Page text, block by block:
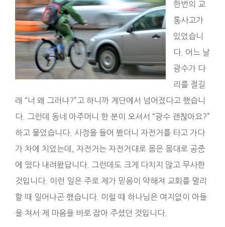
한번의 교
통사고가
있었습니
다. 어느 날
광수가 다
리를 절길
래 “너 왜 그러냐?”고 하니까 계단에서 넘어졌다고 했습니
다. 그런데 동네 아주머니 한 분이 오셔서 “광수 괜찮아요?”
하고 물었습니다. 사정을 들어 봤더니 자전거를 타고 가다
가 차에 치었는데, 자전거는 자전거대로 몸은 몸대로 공중
에 떴다 내려왔답니다. 그런데도 크게 다치지 않고 무사한
것입니다. 이런 일은 주로 제가 믿음이 약해져 교회를 멀리
할 때 일어나곤 했습니다. 이럴 때 하나님은 여지없이 아들
을 쳐서 제 마음을 바로 잡아 주셨던 것입니다.